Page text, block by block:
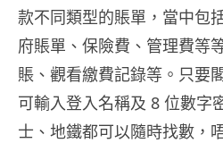
款不同類型的賬單，當中包
府賬單、保險費、管理費等
賬、觀看繳費記錄等。只要
可輸入登入名稱及 8 位數字
士、地鐵都可以隨時找數，